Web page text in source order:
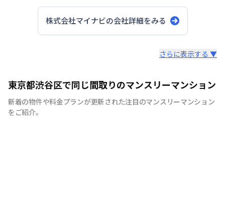
株式会社マイナビの会社詳細をみる
快適で安心な住まいをご提供。入居者様の住み心地と健康
を考え、専門部隊がお部屋を厳選！入居者満足度97％！
さらに表示する ▼
東京都渋谷区で同じ間取りのマンスリーマンション
新着の物件や料金プランが更新された注目のマンスリーマンション
をご紹介。